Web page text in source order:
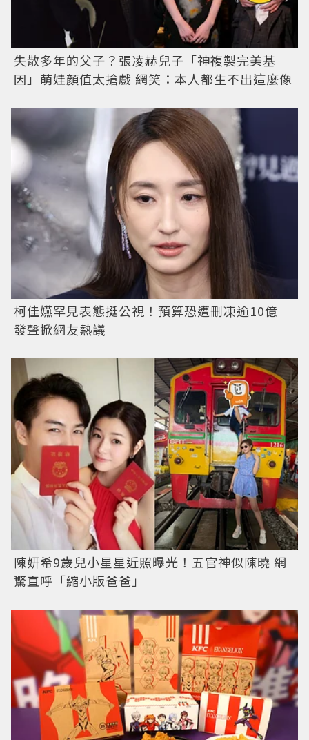
失散多年的父子？張凌赫兒子「神複製完美基
因」萌娃顏值太搶戲 網笑：本人都生不出這麼像
柯佳嬿罕見表態挺公視！預算恐遭刪凍逾10億
發聲掀網友熱議
陳妍希9歲兒小星星近照曝光！五官神似陳曉 網
驚直呼「縮小版爸爸」